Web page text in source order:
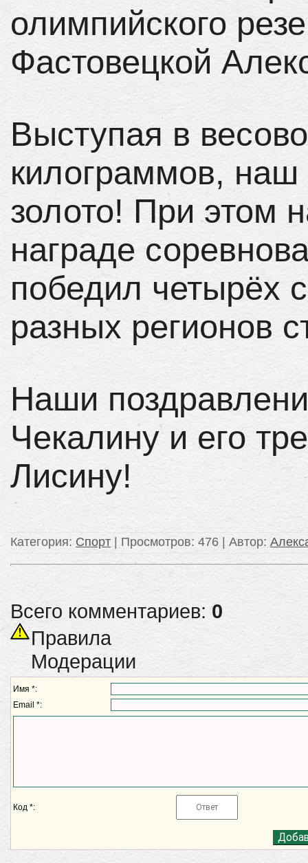
олимпийского
Фастовецкой
Выступая в
килограммов, наш
золото! При этом
награде
победил четырёх
разных регионов
Наши
Чекалину и его
Лисину!
Категория: Спорт Просмотров: 476 | Автор:
Всего комментариев:0
Правила
Модерации
Имя *:
Email *:
Код *: